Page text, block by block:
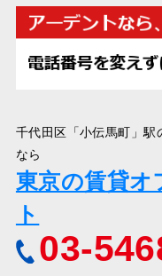
千代田区「小伝馬町」駅
なら
東京の賃貸オ
ト
03-